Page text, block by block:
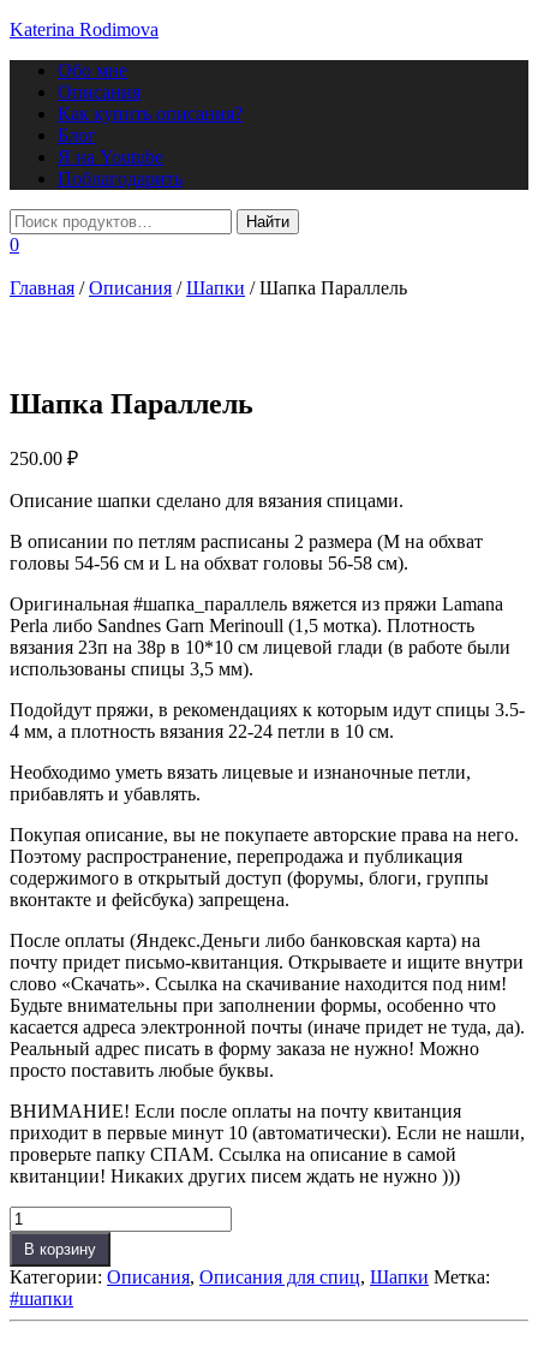
Katerina Rodimova
Переключить
навигацию
Обо мне
Описания
Как купить описания?
Блог
Я на Youtube
Поблагодарить
0
Главная /Описания /Шапки / Шапка Параллель
Шапка Параллель
250.00 ₽
Описание шапки сделано для вязания спицами.
В описании по петлям расписаны 2 размера (M на обхват
головы 54-56 см и L на обхват головы 56-58 см).
Оригинальная #шапка_параллель вяжется из пряжи Lamana
Perla либо Sandnes Garn Merinoull (1,5 мотка). Плотность
вязания 23п на 38р в 10*10 см лицевой глади (в работе были
использованы спицы 3,5 мм).
Подойдут пряжи, в рекомендациях к которым идут спицы 3.5-
4 мм, а плотность вязания 22-24 петли в 10 см.
Необходимо уметь вязать лицевые и изнаночные петли,
прибавлять и убавлять.
Покупая описание, вы не покупаете авторские права на него.
Поэтому распространение, перепродажа и публикация
содержимого в открытый доступ (форумы, блоги, группы
вконтакте и фейсбука) запрещена.
После оплаты (Яндекс.Деньги либо банковская карта) на
почту придет письмо-квитанция. Открываете и ищите внутри
слово «Скачать». Ссылка на скачивание находится под ним!
Будьте внимательны при заполнении формы, особенно что
касается адреса электронной почты (иначе придет не туда, да).
Реальный адрес писать в форму заказа не нужно! Можно
просто поставить любые буквы.
ВНИМАНИЕ! Если после оплаты на почту квитанция
приходит в первые минут 10 (автоматически). Если не нашли,
проверьте папку СПАМ. Ссылка на описание в самой
квитанции! Никаких других писем ждать не нужно )))
Количество
товара
Шапка
Параллель
В корзину
Категории: Описания, Описания для спиц, Шапки Метка:
#шапки